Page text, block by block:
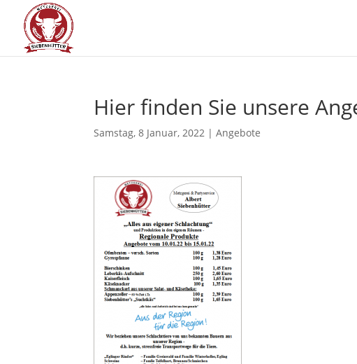
Hier fin­den Sie unse­re
Samstag, 8 Januar, 2022 |Angebote